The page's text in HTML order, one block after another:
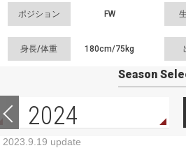
ポジション FW
身長/体重 180cm/75kg
Season
2024
2023.9.19 update